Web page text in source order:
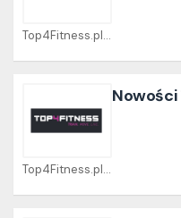
Top4Fitness.pl Coupons
Top4Fitness.pl Coupons
Nowości